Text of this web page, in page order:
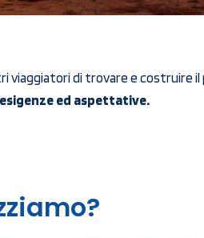
viaggiatori di trovare e costruire il
ed aspettative.